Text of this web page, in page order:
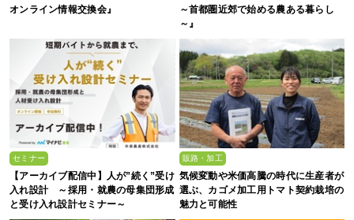
オンライン情報交換会』
～首都圏近郊で始める農ある暮らし
～』
セミナー
【アーカイブ配信中】人が”続く”受け
入れ設計 ～採用・就農の母集団形成
と受け入れ設計セミナー～
販路・加工
気候変動や米価高騰の時代に生産者が
選ぶ、カゴメ加工用トマト契約栽培の
魅力と可能性